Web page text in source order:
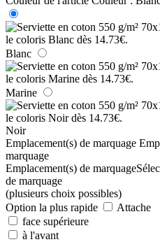
Blanc
Marine
Noir
Emplacement(s) de marquage
marquage
Emplacement(s) de marquage
de marquage
(plusieurs choix possibles)
Option la plus rapide
Attache
face supérieure
à l'avant